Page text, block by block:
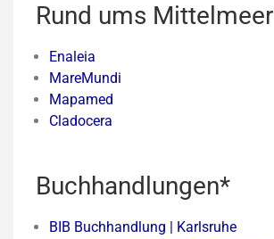
Rund ums Mittelmeer
Enaleia
MareMundi
Mapamed
Cladocera
Buchhandlungen*
BIB Buchhandlung | Karlsruhe